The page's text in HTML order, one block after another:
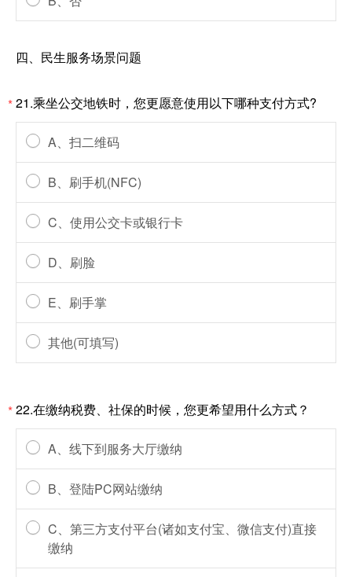
四、民生服务场景问题
*21.乘坐公交地铁时，您更愿意使用以下哪种支付方式?
A、扫二维码
B、刷手机(NFC)
C、使用公交卡或银行卡
D、刷脸
E、刷手掌
其他(可填写)
*22.在缴纳税费、社保的时候，您更希望用什么方式？
A、线下到服务大厅缴纳
B、登陆PC网站缴纳
C、第三方支付平台(诸如支付宝、微信支付)直接
缴纳